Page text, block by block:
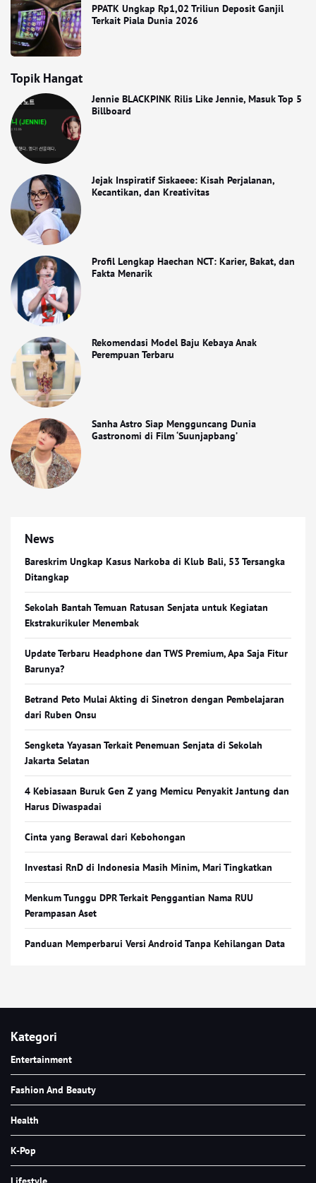
PPATK Ungkap Rp1,02 Triliun Deposit Ganjil
Terkait Piala Dunia 2026
Topik Hangat
Jennie BLACKPINK Rilis Like Jennie, Masuk Top 5
Billboard
Jejak Inspiratif Siskaeee: Kisah Perjalanan,
Kecantikan, dan Kreativitas
Profil Lengkap Haechan NCT: Karier, Bakat, dan
Fakta Menarik
Rekomendasi Model Baju Kebaya Anak
Perempuan Terbaru
Sanha Astro Siap Mengguncang Dunia
Gastronomi di Film ‘Suunjapbang’
News
Bareskrim Ungkap Kasus Narkoba di Klub Bali, 53 Tersangka
Ditangkap
Sekolah Bantah Temuan Ratusan Senjata untuk Kegiatan
Ekstrakurikuler Menembak
Update Terbaru Headphone dan TWS Premium, Apa Saja Fitur
Barunya?
Betrand Peto Mulai Akting di Sinetron dengan Pembelajaran
dari Ruben Onsu
Sengketa Yayasan Terkait Penemuan Senjata di Sekolah
Jakarta Selatan
4 Kebiasaan Buruk Gen Z yang Memicu Penyakit Jantung dan
Harus Diwaspadai
Cinta yang Berawal dari Kebohongan
Investasi RnD di Indonesia Masih Minim, Mari Tingkatkan
Menkum Tunggu DPR Terkait Penggantian Nama RUU
Perampasan Aset
Panduan Memperbarui Versi Android Tanpa Kehilangan Data
Kategori
Entertainment
Fashion And Beauty
Health
K-Pop